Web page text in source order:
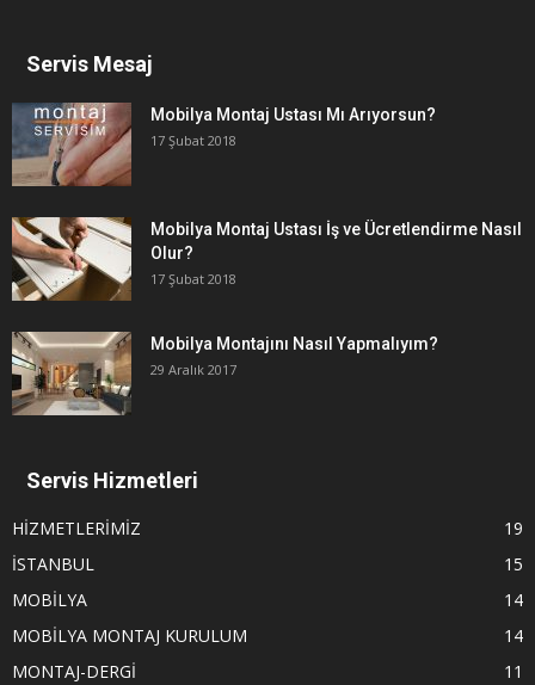
Servis Mesaj
Mobilya Montaj Ustası Mı Arıyorsun?
17 Şubat 2018
Mobilya Montaj Ustası İş ve Ücretlendirme Nasıl
Olur?
17 Şubat 2018
Mobilya Montajını Nasıl Yapmalıyım?
29 Aralık 2017
Servis Hizmetleri
HİZMETLERİMİZ
19
İSTANBUL
15
MOBİLYA
14
MOBİLYA MONTAJ KURULUM
14
MONTAJ-DERGİ
11